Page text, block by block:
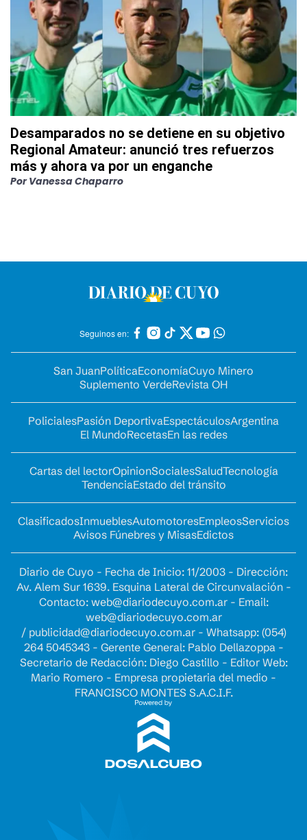
Desamparados no se detiene en su objetivo
Regional Amateur: anunció tres refuerzos
más y ahora va por un enganche
Por Vanessa Chaparro
Seguinos en:
San JuanPolíticaEconomíaCuyo Minero
Suplemento VerdeRevista OH
PolicialesPasión DeportivaEspectáculosArgentina
El MundoRecetasEn las redes
Cartas del lectorOpinionSocialesSaludTecnología
TendenciaEstado del tránsito
ClasificadosInmueblesAutomotoresEmpleosServicios
Avisos Fúnebres y MisasEdictos
Diario de Cuyo - Fecha de Inicio: 11/2003 - Dirección:
Av. Alem Sur 1639. Esquina Lateral de Circunvalación -
Contacto: web@diariodecuyo.com.ar- Email:
web@diariodecuyo.com.ar
/ publicidad@diariodecuyo.com.ar- Whatsapp: (054)
264 5045343 - Gerente General: Pablo Dellazoppa -
Secretario de Redacción: Diego Castillo - Editor Web:
Mario Romero - Empresa propietaria del medio -
FRANCISCO MONTES S.A.C.I.F.